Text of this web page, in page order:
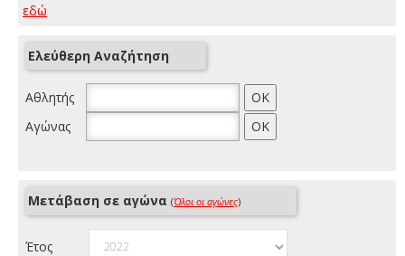
εδώ
Ελεύθερη Αναζήτηση
Αθλητής
Αγώνας
Μετάβαση σε αγώνα (Όλοι οι αγώνες)
Έτος